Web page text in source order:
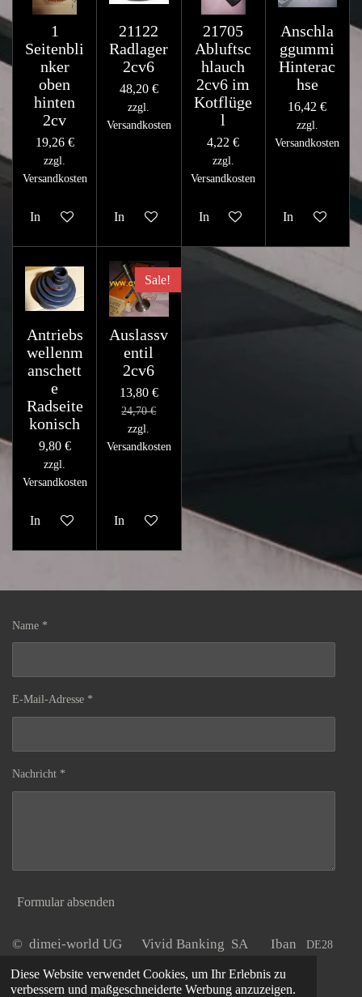
Diese Website verwendet Cookies, um Ihr Erlebnis zu
verbessern und maßgeschneiderte Werbung anzuzeigen.
1
Seitenbli
nker
oben
hinten
2cv
19,26 €
zzgl.
Versandkosten
In den Warenkorb
21122
Radlager
2cv6
48,20 €
zzgl.
Versandkosten
In den Warenkorb
21705
Abluftsc
hlauch
2cv6 im
Kotflüge
l
4,22 €
zzgl.
Versandkosten
In den Warenkorb
Anschla
ggummi
Hinterac
hse
16,42 €
zzgl.
Versandkosten
In den
Antriebs
wellenm
anschett
e
Radseite
konisch
9,80 €
zzgl.
Versandkosten
In den Warenkorb
Sale!
Auslassv
entil
2cv6
13,80 €
24,70 €
zzgl.
Versandkosten
In den Warenkorb
Name *
E-Mail-Adresse *
Nachricht *
Formular absenden
© dimei-world UG Vivid Banking SA Iban
DE28
6803699